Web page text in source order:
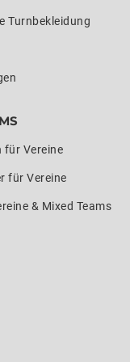
Turnbekleidung
für Vereine
für Vereine
& Mixed Teams